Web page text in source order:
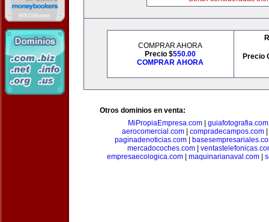
COMPRAR AHORA
Precio $550.00
COMPRAR AHORA
Precio
Otros dominios en venta:
MiPropiaEmpresa.com
guiafotografia.com
aerocomercial.com| compradecampos.com|
paginadenoticias.com|
mercadocoches.com|
empresaecologica.com| maquinarianaval.com|